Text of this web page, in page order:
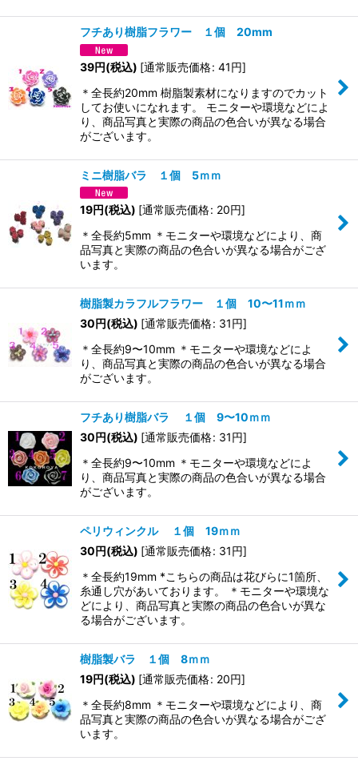
フチあり樹脂フラワー １個 20mm
39円(税込) [通常販売価格: 41円]
＊全長約20mm 樹脂製素材になりますのでカット
してお使いになれます。 モニターや環境などによ
り、商品写真と実際の商品の色合いが異なる場合
がございます。
ミニ樹脂バラ １個 5ｍｍ
19円(税込) [通常販売価格: 20円]
＊全長約5mm ＊モニターや環境などにより、商
品写真と実際の商品の色合いが異なる場合がござ
います。
樹脂製カラフルフラワー １個 10〜11ｍｍ
30円(税込) [通常販売価格: 31円]
＊全長約9〜10mm ＊モニターや環境などによ
り、商品写真と実際の商品の色合いが異なる場合
がございます。
フチあり樹脂バラ １個 9〜10ｍｍ
30円(税込) [通常販売価格: 31円]
＊全長約9〜10mm ＊モニターや環境などによ
り、商品写真と実際の商品の色合いが異なる場合
がございます。
ペリウィンクル １個 19ｍｍ
30円(税込) [通常販売価格: 31円]
＊全長約19mm *こちらの商品は花びらに1箇所、
糸通し穴があいております。 ＊モニターや環境な
どにより、商品写真と実際の商品の色合いが異な
る場合がございます。
樹脂製バラ １個 8ｍｍ
19円(税込) [通常販売価格: 20円]
＊全長約8mm ＊モニターや環境などにより、商
品写真と実際の商品の色合いが異なる場合がござ
います。